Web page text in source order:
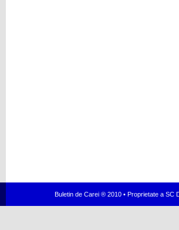
Buletin de Carei ® 2010 • Proprietate a SC